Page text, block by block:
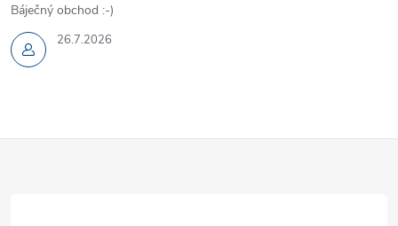
26.7.2026
Báječný obchod :-)